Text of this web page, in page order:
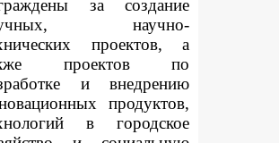
за создание
научно-
проектов, а
проектов по
и внедрению
продуктов,
в городское